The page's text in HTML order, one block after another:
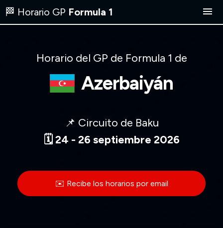
🏁 Horario GP Formula 1
✉️ Recibe los horarios por email
Horario del GP de Formula 1 de
Azerbaiyán
📌 Circuito de Baku
🗓️ 24 - 26 septiembre 2026
✉️ Recibe los horarios por email